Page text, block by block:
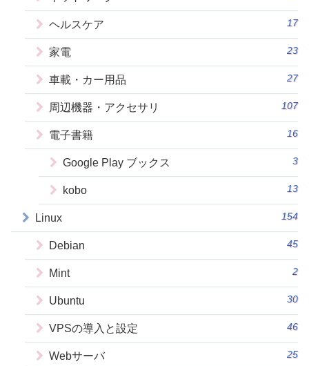
ヘルスケア 17
家電 23
車載・カー用品 27
周辺機器・アクセサリ 107
電子書籍 16
Google Play ブックス 3
kobo 13
Linux 154
Debian 45
Mint 2
Ubuntu 30
VPSの導入と設定 46
Webサーバ 25